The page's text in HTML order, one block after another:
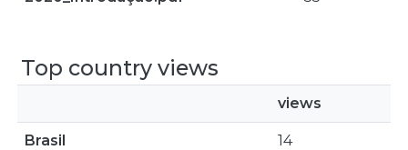
Top country views
views
Brasil 14